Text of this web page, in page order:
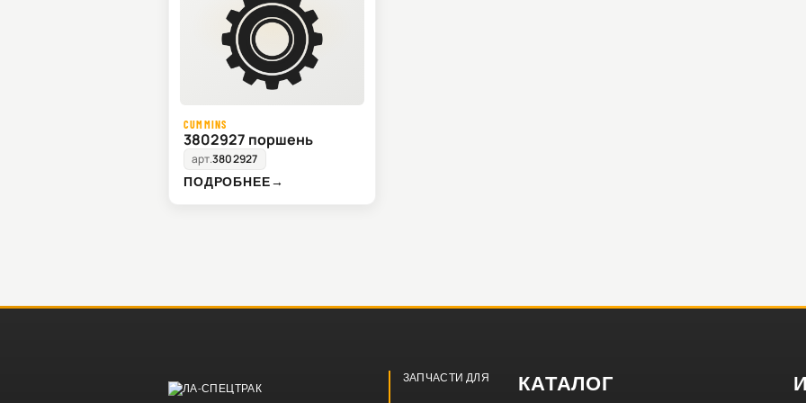
CUMMINS
3802927 поршень
арт.3802927
ПОДРОБНЕЕ→
ЗАПЧАСТИ ДЛЯ КАТАЛОГ